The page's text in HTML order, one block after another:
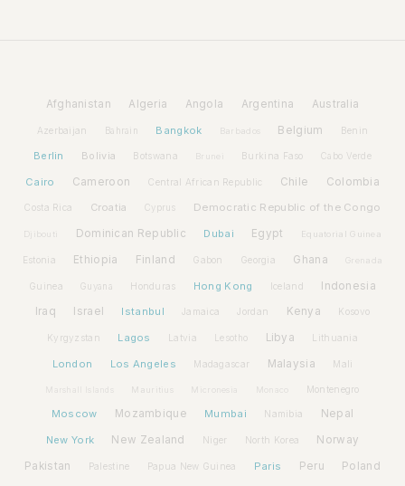
Afghanistan Algeria Angola Argentina Australia
Azerbaijan Bahrain Bangkok Barbados Belgium Benin
Berlin Bolivia Botswana Brunei Burkina Faso Cabo Verde
Cairo Cameroon Central African Republic Chile Colombia
Costa Rica Croatia Cyprus Democratic Republic of the Congo
Djibouti Dominican Republic Dubai Egypt Equatorial Guinea
Estonia Ethiopia Finland Gabon Georgia Ghana Grenada
Guinea Guyana Honduras Hong Kong Iceland Indonesia
Iraq Israel Istanbul Jamaica Jordan Kenya Kosovo
Kyrgyzstan Lagos Latvia Lesotho Libya Lithuania
London Los Angeles Madagascar Malaysia Mali
Mauritius Micronesia Monaco Montenegro
Moscow Mozambique Mumbai Namibia Nepal
New York New Zealand Niger North Korea Norway
Pakistan Palestine Papua New Guinea Paris Peru Poland